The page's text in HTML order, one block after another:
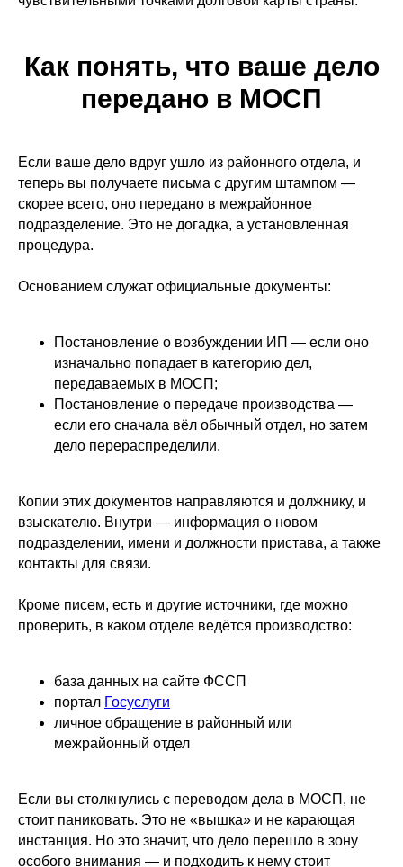
Как понять, что ваше дело
передано в МОСП
Если ваше дело вдруг ушло из районного отдела, и
теперь вы получаете письма с другим штампом —
скорее всего, оно передано в межрайонное
подразделение. Это не догадка, а установленная
процедура.
Основанием служат официальные документы:
Постановление о возбуждении ИП — если оно
изначально попадает в категорию дел,
передаваемых в МОСП;
Постановление о передаче производства —
если его сначала вёл обычный отдел, но затем
дело перераспределили.
Копии этих документов направляются и должнику, и
взыскателю. Внутри — информация о новом
подразделении, имени и должности пристава, а также
контакты для связи.
Кроме писем, есть и другие источники, где можно
проверить, в каком отделе ведётся производство:
база данных на сайте ФССП
портал Госуслуги
личное обращение в районный или
межрайонный отдел
Если вы столкнулись с переводом дела в МОСП, не
стоит паниковать. Это не «вышка» и не карающая
инстанция. Но это значит, что дело перешло в зону
особого внимания — и подходить к нему стоит